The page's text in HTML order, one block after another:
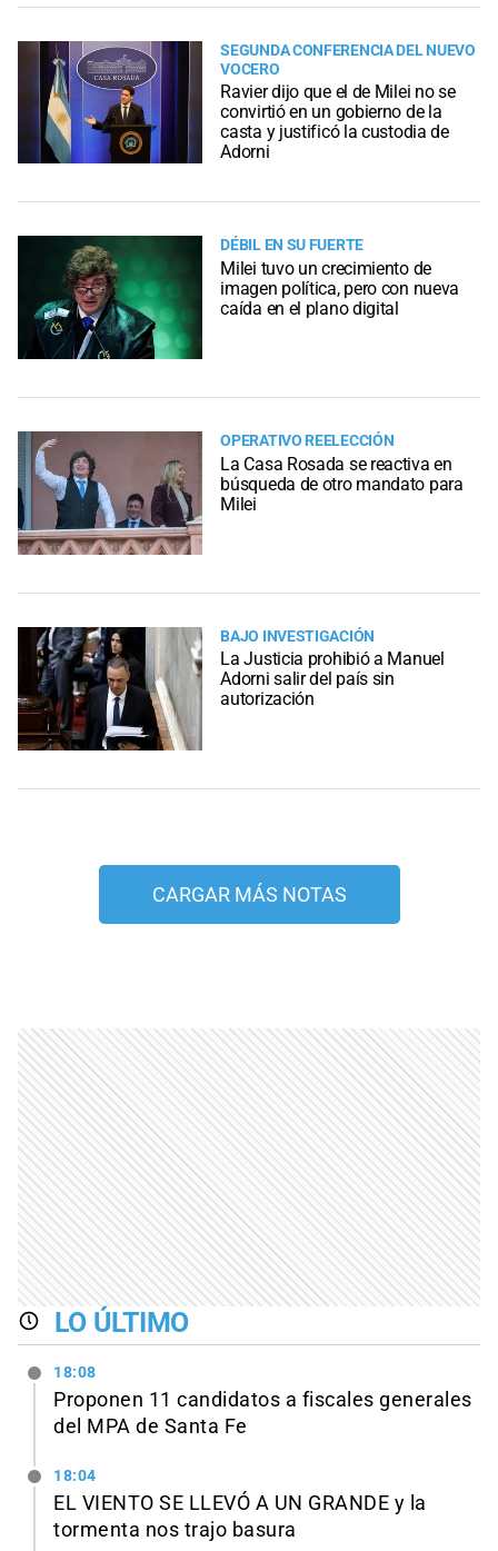
SEGUNDA CONFERENCIA DEL NUEVO
VOCERO
Ravier dijo que el de Milei no se
convirtió en un gobierno de la
casta y justificó la custodia de
Adorni
DÉBIL EN SU FUERTE
Milei tuvo un crecimiento de
imagen política, pero con nueva
caída en el plano digital
OPERATIVO REELECCIÓN
La Casa Rosada se reactiva en
búsqueda de otro mandato para
Milei
BAJO INVESTIGACIÓN
La Justicia prohibió a Manuel
Adorni salir del país sin
autorización
CARGAR MÁS NOTAS
LO ÚLTIMO
18:08
Proponen 11 candidatos a fiscales generales
del MPA de Santa Fe
18:04
EL VIENTO SE LLEVÓ A UN GRANDE y la
tormenta nos trajo basura